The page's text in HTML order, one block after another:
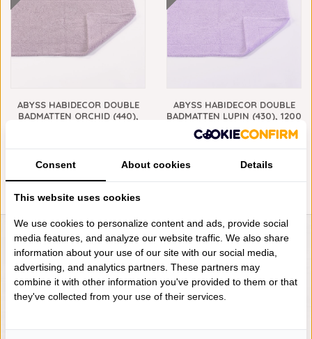
ABYSS HABIDECOR DOUBLE
BADMATTEN ORCHID (440),
ABYSS HABIDECOR DOUBLE
BADMATTEN LUPIN (430), 1200
GRAM PER M², VANAF
€85,00
LIENSLINNENWINKEL.NL
VRAGEN? BEL DAN
+31 (0) 575 511817
NIEUWSBRIEF
Consent About cookies Details
This website uses cookies
We use cookies to personalize content and ads, provide social
media features, and analyze our website traffic. We also share
information about your use of our site with our social media,
advertising, and analytics partners. These partners may
combine it with other information you've provided to them or that
they've collected from your use of their services.